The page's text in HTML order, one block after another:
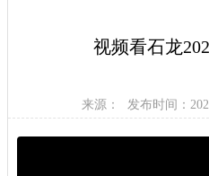
视频看石龙
来源： 发布时间：